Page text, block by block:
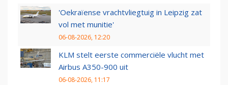
'Oekraïense vrachtvliegtuig in Leipzig zat
vol met munitie'
06-08-2026, 12:20
KLM stelt eerste commerciële vlucht met
Airbus A350-900 uit
06-08-2026, 11:17